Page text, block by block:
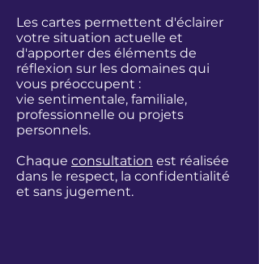
Les cartes permettent d'éclairer
votre situation actuelle et
d'apporter des éléments de
réflexion sur les domaines qui
vous préoccupent :
vie sentimentale, familiale,
professionnelle ou projets
personnels.
Chaque consultation est réalisée
dans le respect, la confidentialité
et sans jugement.